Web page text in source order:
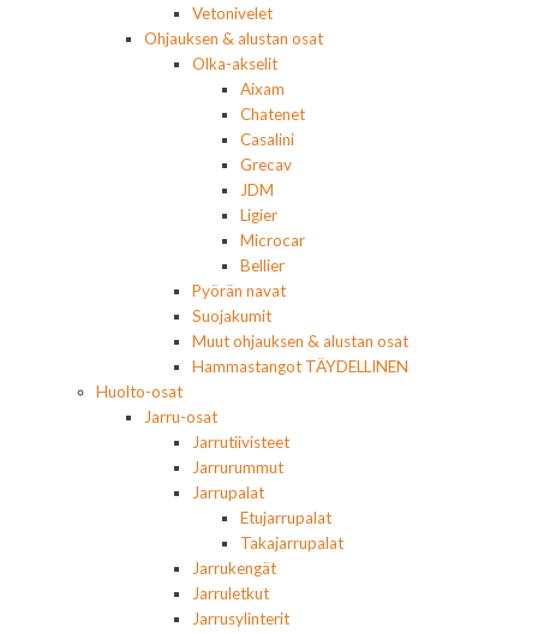
Vetonivelet
Ohjauksen & alustan osat
Olka-akselit
Aixam
Chatenet
Casalini
Grecav
JDM
Ligier
Microcar
Bellier
Pyörän navat
Suojakumit
Muut ohjauksen & alustan osat
Hammastangot TÄYDELLINEN
Huolto-osat
Jarru-osat
Jarrutiivisteet
Jarrurummut
Jarrupalat
Etujarrupalat
Takajarrupalat
Jarrukengät
Jarruletkut
Jarrusylinterit